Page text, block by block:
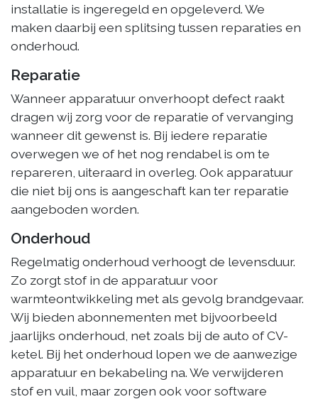
installatie is ingeregeld en opgeleverd. We
maken daarbij een splitsing tussen reparaties en
onderhoud.
Reparatie
Wanneer apparatuur onverhoopt defect raakt
dragen wij zorg voor de reparatie of vervanging
wanneer dit gewenst is. Bij iedere reparatie
overwegen we of het nog rendabel is om te
repareren, uiteraard in overleg. Ook apparatuur
die niet bij ons is aangeschaft kan ter reparatie
aangeboden worden.
Onderhoud
Regelmatig onderhoud verhoogt de levensduur.
Zo zorgt stof in de apparatuur voor
warmteontwikkeling met als gevolg brandgevaar.
Wij bieden abonnementen met bijvoorbeeld
jaarlijks onderhoud, net zoals bij de auto of CV-
ketel. Bij het onderhoud lopen we de aanwezige
apparatuur en bekabeling na. We verwijderen
stof en vuil, maar zorgen ook voor software